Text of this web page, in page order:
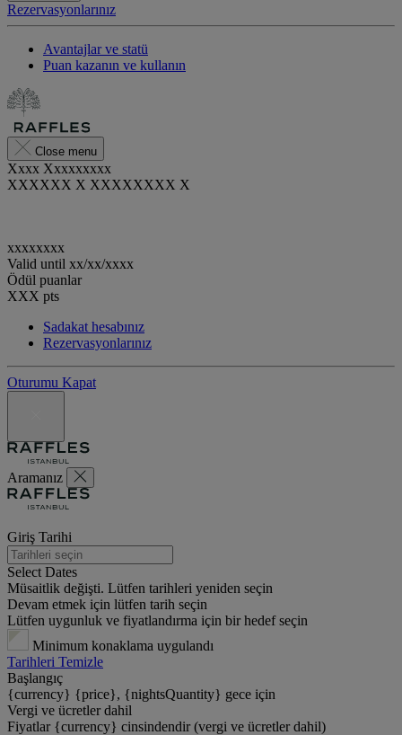
Rezervasyonlarınız
Avantajlar ve statü
Puan kazanın ve kullanın
Close menu
Xxxx Xxxxxxxxx
XXXXXX X XXXXXXXX X
xxxxxxxx
Valid until xx/xx/xxxx
Ödül puanlar
XXX pts
Sadakat hesabınız
Rezervasyonlarınız
Oturumu Kapat
Aramanız
Giriş Tarihi
Select Dates
Müsaitlik değişti. Lütfen tarihleri yeniden seçin
Devam etmek için lütfen tarih seçin
Lütfen uygunluk ve fiyatlandırma için bir hedef seçin
Minimum konaklama uygulandı
Tarihleri Temizle
Başlangıç
{currency} {price}, {nightsQuantity} gece için
Vergi ve ücretler dahil
Fiyatlar {currency} cinsindendir (vergi ve ücretler dahil)